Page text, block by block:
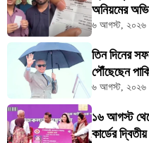
অনিয়মের
৬ আগস্ট, ২০২৬
তিন দিনের
পৌঁছেছেন
৬ আগস্ট, ২০২৬
১৬ আগস্ট
কার্ডের